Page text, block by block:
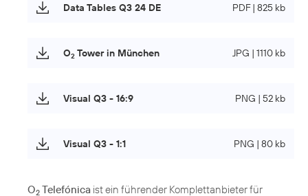
Data Tables Q3 24 DE PDF | 825 kb
O2 Tower in München JPG | 1110 kb
Visual Q3 - 16:9 PNG | 52 kb
Visual Q3 - 1:1 PNG | 80 kb
O2 Telefónica ist ein führender Komplettanbieter für